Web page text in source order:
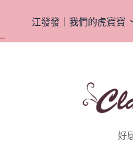
江發發｜我們的虎寶寶
好